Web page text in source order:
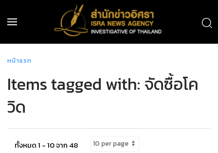
หน้าแรก
Items tagged with: จัดซื้อโค
วิด
ทั้งหมด 1 - 10 จาก 48